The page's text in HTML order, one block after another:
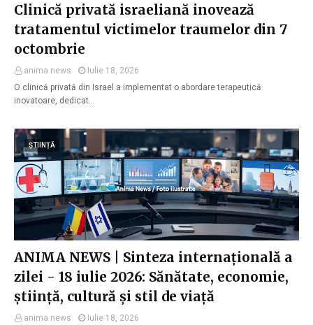
Clinică privată israeliană inovează
tratamentul victimelor traumelor din 7
octombrie
anima news
Iulie 18, 2026
O clinică privată din Israel a implementat o abordare terapeutică
inovatoare, dedicat…
ȘTIINȚĂ
ANIMA NEWS | Sinteza internațională a
zilei - 18 iulie 2026: Sănătate, economie,
știință, cultură și stil de viață
anima news
Iulie 18, 2026